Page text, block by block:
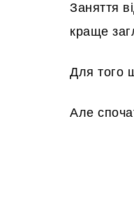
Заняття
краще
Для того
Але